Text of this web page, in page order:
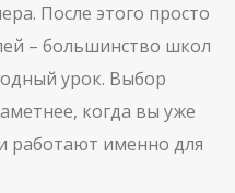
После этого просто
– большинство школ
урок. Выбор
когда вы уже
работают именно для